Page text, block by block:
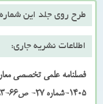
طرح روی جلد این
اطلاعات نشریه جاری:
فصلنامه علمی تخصصی
1405-شماره 27- ص66-83